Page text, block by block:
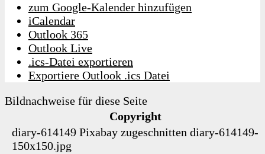
zum Google-Kalender hinzufügen
iCalendar
Outlook 365
Outlook Live
.ics-Datei exportieren
Exportiere Outlook .ics Datei
Bildnachweise für diese Seite
Copyright
diary-614149 Pixabay zugeschnitten diary-614149-
150x150.jpg